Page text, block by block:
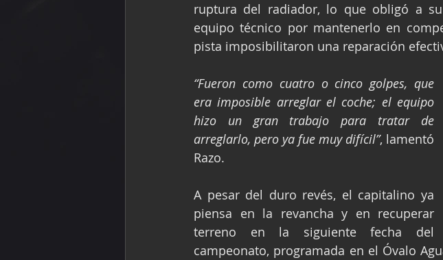
ruptura del radiador, lo que obligó a
equipo técnico por mantenerlo en
pista imposibilitaron una reparación
“Fueron como cuatro o cinco golpes, que
era imposible arreglar el coche; el equipo
hizo un gran trabajo para tratar de
arreglarlo, pero ya fue muy difícil”, lamentó
Razo.
A pesar del duro revés, el capitalino ya
piensa en la revancha y en recuperar
terreno en la siguiente fecha del
campeonato, programada en el Óvalo